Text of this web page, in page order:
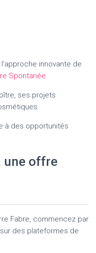
innovante de
Spontanée.
ses projets
à des opportunités
.
une offre
Fabre, commencez par
des plateformes de